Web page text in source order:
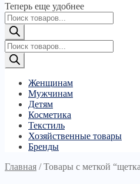
Теперь еще удобнее
Поиск
товаров
Поиск
товаров
Женщинам
Мужчинам
Детям
Косметика
Текстиль
Хозяйственные товары
Бренды
Главная /Товары с меткой